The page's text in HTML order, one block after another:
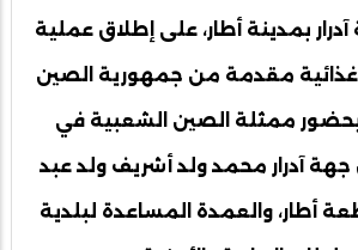
آدرار بمدينة أطار، على إطلاق عملية
مقدمة من جمهورية الصين
بحضور ممثلة الصين الشعبية في
جهة آدرار محمد ولد أشريف ولد عبد
أطار، والعمدة المساعدة لبلدية